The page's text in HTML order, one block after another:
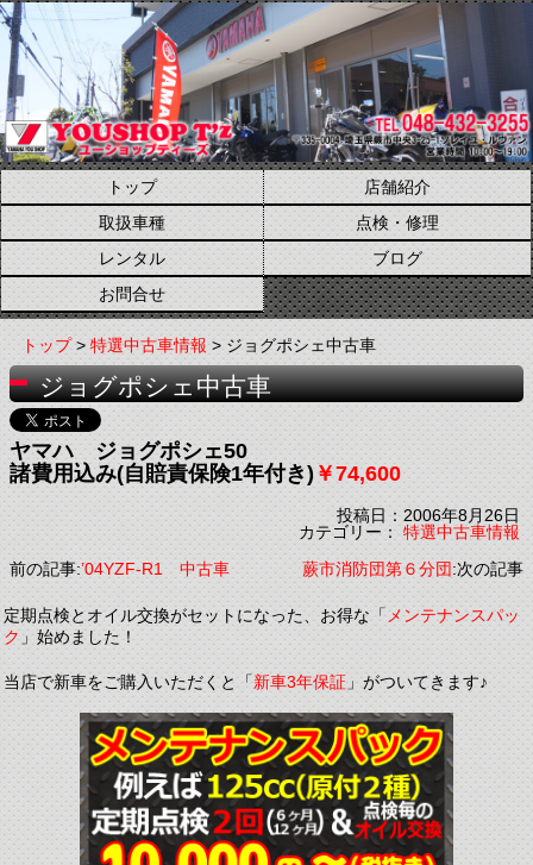
トップ
店舗紹介
取扱車種
点検・修理
レンタル
ブログ
お問合せ
トップ>特選中古車情報> ジョグポシェ中古車
ジョグポシェ中古車
ヤマハ ジョグポシェ50
諸費用込み(自賠責保険1年付き)￥74,600
投稿日：2006年8月26日
カテゴリー：特選中古車情報
前の記事:’04YZF-R1 中古車 蕨市消防団第６分団:次の記事
定期点検とオイル交換がセットになった、お得な「メンテナンスパッ
ク」始めました！
当店で新車をご購入いただくと「新車3年保証」がついてきます♪